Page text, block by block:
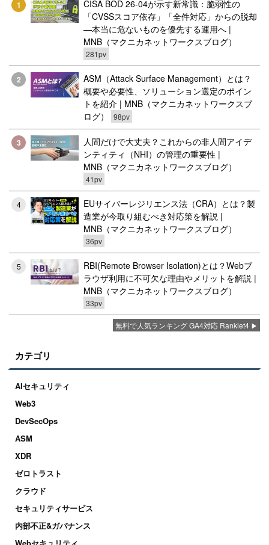
1
CISA BOD 26-04が示す新常識：脆弱性の
「CVSSスコア依存」「全件対応」からの脱却
―本当に危ないものを優先する運用へ |
MNB（マクニカネットワークスブログ）
281pv
2
ASM（Attack Surface Management）とは？
概要や必要性、ソリューション選定のポイン
トを紹介 | MNB（マクニカネットワークスブ
ログ）
98pv
3
人間だけで大丈夫？これからの非人間アイデ
ンティティ（NHI）の管理の重要性 |
MNB（マクニカネットワークスブログ）
41pv
4
EUサイバーレジリエンス法（CRA）とは？製
造業が今取り組むべき対応策を解説 |
MNB（マクニカネットワークスブログ）
36pv
5
RBI(Remote Browser Isolation)とは？Webブ
ラウザ利用に不可欠な理由やメリットを解説 |
MNB（マクニカネットワークスブログ）
33pv
無料で人気ランキング GA4対応 Ranklet4
カテゴリ
AIセキュリティ
Web3
DevSecOps
ASM
XDR
ゼロトラスト
クラウド
セキュリティサービス
内部不正&ガバナンス
Webセキュリティ